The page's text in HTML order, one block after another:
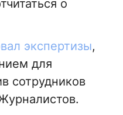
о
экспертизы,
для
сотрудников